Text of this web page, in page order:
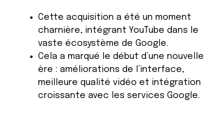
Cette acquisition a été un moment
charnière, intégrant YouTube dans le
vaste écosystème de Google.
Cela a marqué le début d’une nouvelle
ère : améliorations de l’interface,
meilleure qualité vidéo et intégration
croissante avec les services Google.